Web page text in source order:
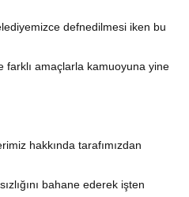
defnedilmesi iken bu
farklı amaçlarla kamuoyuna yine
hakkında tarafımızdan
bahane ederek işten